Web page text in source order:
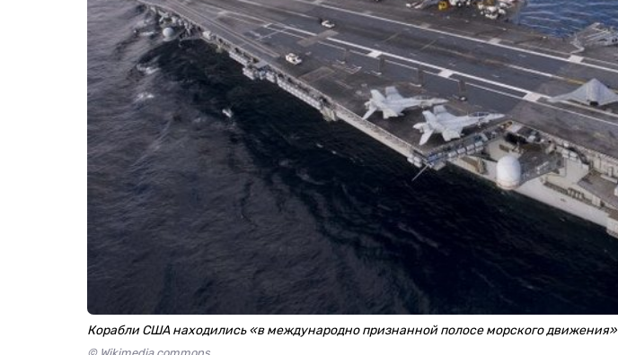
Корабли США находились «в международно признанной полосе морского движения»